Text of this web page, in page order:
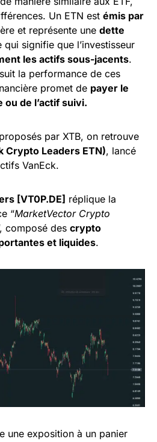
Un ETN est émis par
et représente une dette
qui signifie que l’investisseur
les actifs sous-jacents.
la performance de ces
promet de payer le
ou de l’actif suivi.
par XTB, on retrouve
Crypto Leaders ETN), lancé
VanEck.
[VT0P.DE] réplique la
“MarketVector Crypto
composé des crypto
et liquides.
une exposition à un panier